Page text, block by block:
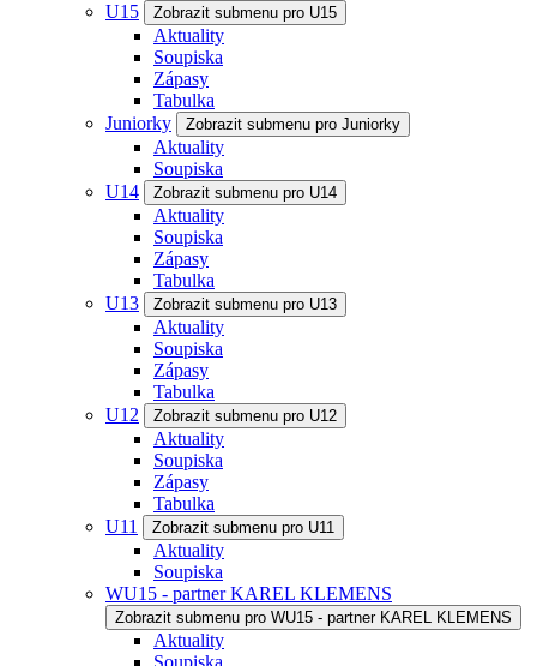
U15
Zobrazit submenu pro U15
Aktuality
Soupiska
Zápasy
Tabulka
Juniorky
Zobrazit submenu pro Juniorky
Aktuality
Soupiska
U14
Zobrazit submenu pro U14
Aktuality
Soupiska
Zápasy
Tabulka
U13
Zobrazit submenu pro U13
Aktuality
Soupiska
Zápasy
Tabulka
U12
Zobrazit submenu pro U12
Aktuality
Soupiska
Zápasy
Tabulka
U11
Zobrazit submenu pro U11
Aktuality
Soupiska
WU15 - partner KAREL KLEMENS
Zobrazit submenu pro WU15 - partner KAREL KLEMENS
Aktuality
Soupiska